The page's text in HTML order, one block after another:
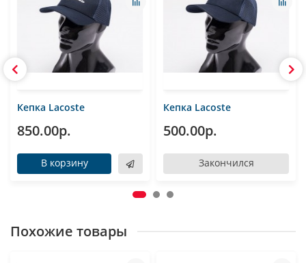
Кепка Lacoste
850.00р.
В корзину
Кепка Lacoste
500.00р.
Закончился
Похожие товары